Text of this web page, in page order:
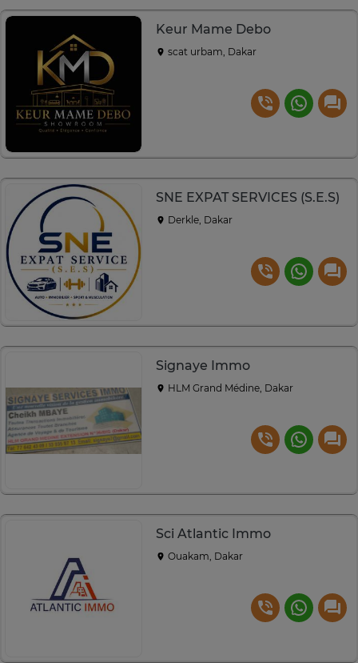
Keur Mame Debo
scat urbam, Dakar
SNE EXPAT SERVICES (S.E.S)
Derkle, Dakar
Signaye Immo
HLM Grand Médine, Dakar
Sci Atlantic Immo
Ouakam, Dakar